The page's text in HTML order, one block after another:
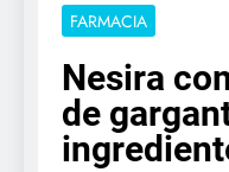
FARMACIA
Nesira
de